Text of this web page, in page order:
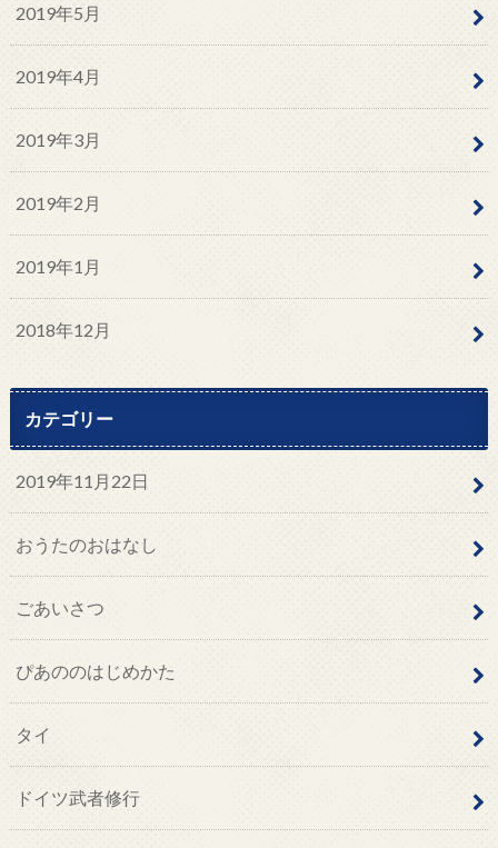
2019年5月
2019年4月
2019年3月
2019年2月
2019年1月
2018年12月
カテゴリー
2019年11月22日
おうたのおはなし
ごあいさつ
ぴあののはじめかた
タイ
ドイツ武者修行